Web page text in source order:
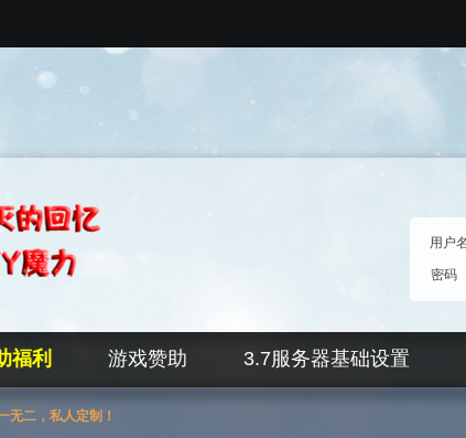
用户名
密码
福利 游戏赞助 3.7服务器基础设置
无二，私人定制！